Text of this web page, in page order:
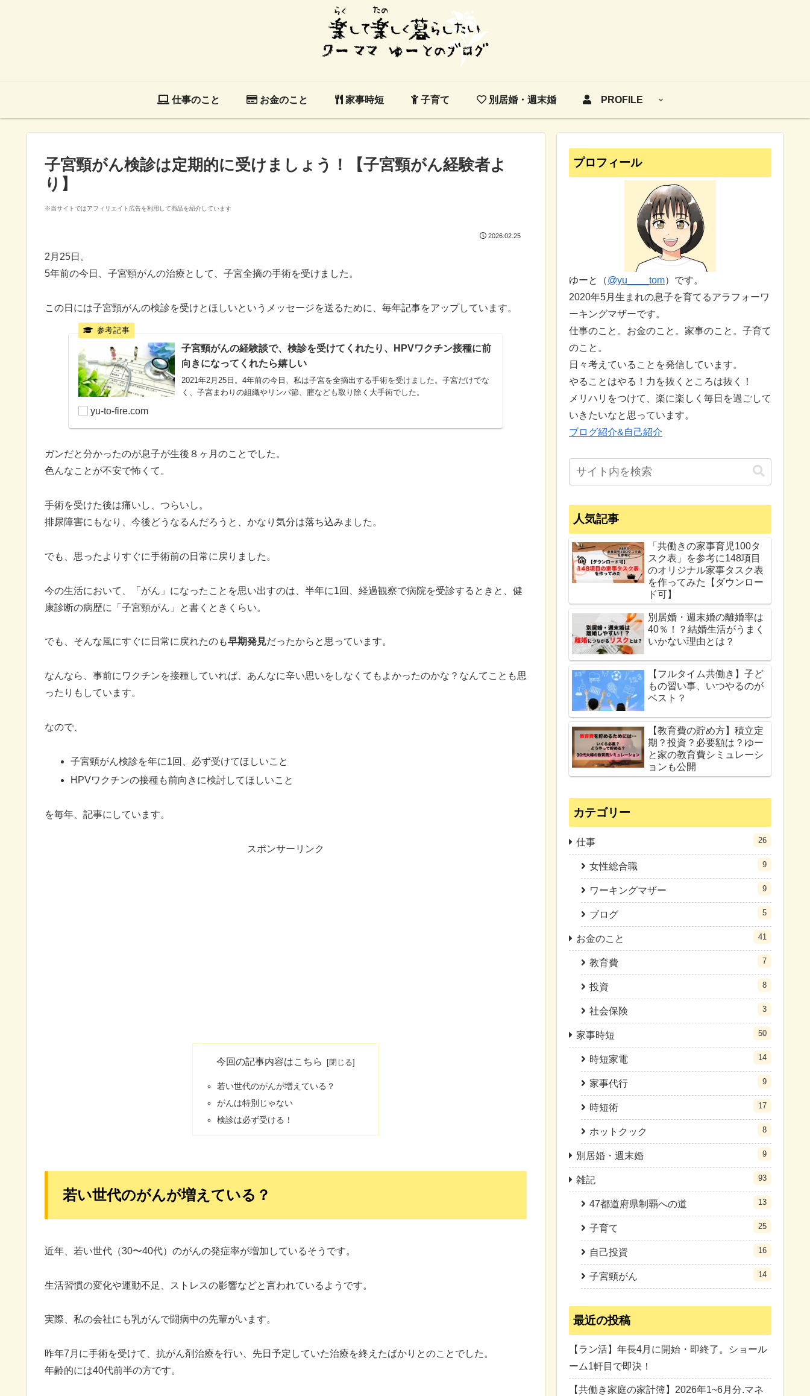
仕事のこと お金のこと 家事時短 子育て 別居婚・週末婚 PROFILE
子宮頸がん検診は定期的に受けましょう！【子宮頸がん経験者よ
り】
※当サイトではアフィリエイト広告を利用して商品を紹介しています
2026.02.25
2月25日。
5年前の今日、子宮頸がんの治療として、子宮全摘の手術を受けました。
この日には子宮頸がんの検診を受けとほしいというメッセージを送るために、毎年記事をアップしています。
子宮頸がんの経験談で、検診を受けてくれたり、HPVワクチン接種に前
向きになってくれたら嬉しい
2021年2月25日。4年前の今日、私は子宮を全摘出する手術を受けました。子宮だけでな
く、子宮まわりの組織やリンパ節、膣なども取り除く大手術でした。
yu-to-fire.com
ガンだと分かったのが息子が生後８ヶ月のことでした。
色んなことが不安で怖くて。
手術を受けた後は痛いし、つらいし。
排尿障害にもなり、今後どうなるんだろうと、かなり気分は落ち込みました。
でも、思ったよりすぐに手術前の日常に戻りました。
今の生活において、「がん」になったことを思い出すのは、半年に1回、経過観察で病院を受診するときと、健
康診断の病歴に「子宮頸がん」と書くときくらい。
でも、そんな風にすぐに日常に戻れたのも早期発見だったからと思っています。
なんなら、事前にワクチンを接種していれば、あんなに辛い思いをしなくてもよかったのかな？なんてことも思
ったりもしています。
なので、
子宮頸がん検診を年に1回、必ず受けてほしいこと
HPVワクチンの接種も前向きに検討してほしいこと
を毎年、記事にしています。
スポンサーリンク
今回の記事内容はこちら
若い世代のがんが増えている？
がんは特別じゃない
検診は必ず受ける！
若い世代のがんが増えている？
近年、若い世代（30〜40代）のがんの発症率が増加しているそうです。
生活習慣の変化や運動不足、ストレスの影響などと言われているようです。
実際、私の会社にも乳がんで闘病中の先輩がいます。
昨年7月に手術を受けて、抗がん剤治療を行い、先日予定していた治療を終えたばかりとのことでした。
年齢的には40代前半の方です。
プロフィール
ゆーと（@yu____tom）です。
2020年5月生まれの息子を育てるアラフォーワ
ーキングマザーです。
仕事のこと。お金のこと。家事のこと。子育て
のこと。
日々考えていることを発信しています。
やることはやる！力を抜くところは抜く！
メリハリをつけて、楽に楽しく毎日を過ごして
いきたいなと思っています。
ブログ紹介&自己紹介
人気記事
「共働きの家事育児100タ
スク表」を参考に148項目
のオリジナル家事タスク表
を作ってみた【ダウンロー
ド可】
別居婚・週末婚の離婚率は
40％！？結婚生活がうまく
いかない理由とは？
【フルタイム共働き】子ど
もの習い事、いつやるのが
ベスト？
【教育費の貯め方】積立定
期？投資？必要額は？ゆー
と家の教育費シミュレーシ
ョンも公開
カテゴリー
仕事 26
女性総合職 9
ワーキングマザー 9
ブログ 5
お金のこと 41
教育費 7
投資 8
社会保険 3
家事時短 50
時短家電 14
家事代行 9
時短術 17
ホットクック 8
別居婚・週末婚 9
雑記 93
47都道府県制覇への道 13
子育て 25
自己投資 16
子宮頸がん 14
最近の投稿
【ラン活】年長4月に開始・即終了。ショール
ーム1軒目で即決！
【共働き家庭の家計簿】2026年1~6月分.マネ